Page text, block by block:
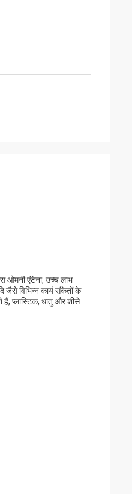
ओमनी एंटेना, उच्च लाभ
जैसे विभिन्न कार्य संकेतों के
हैं, प्लास्टिक, धातु और शीसे